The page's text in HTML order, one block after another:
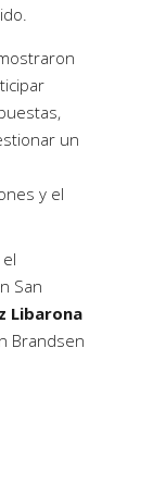
un
y el
San
Libarona
Brandsen